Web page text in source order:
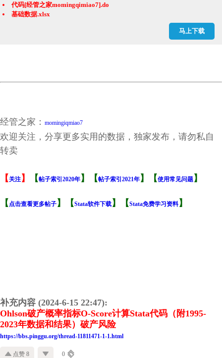
马上下载
代码[经管之家momingqimiao7].do
基础数据.xlsx
经管之家： momingiqmiao7
欢迎关注，分享更多实用的数据，独家发布，请勿私自
转卖
【 关注 】 【帖子索引2020年 】【帖子索引2021年 】【使用常见问题 】
【 点击查看更多帖子 】【Stata软件下载 】【Stata免费学习资料 】
补充内容 (2024-6-15 22:47):
Ohlson破产概率指标O-Score计算Stata代码（附1995-
2023年数据和结果）破产风险
https://bbs.pinggu.org/thread-11811471-1-1.html
点赞 8 0